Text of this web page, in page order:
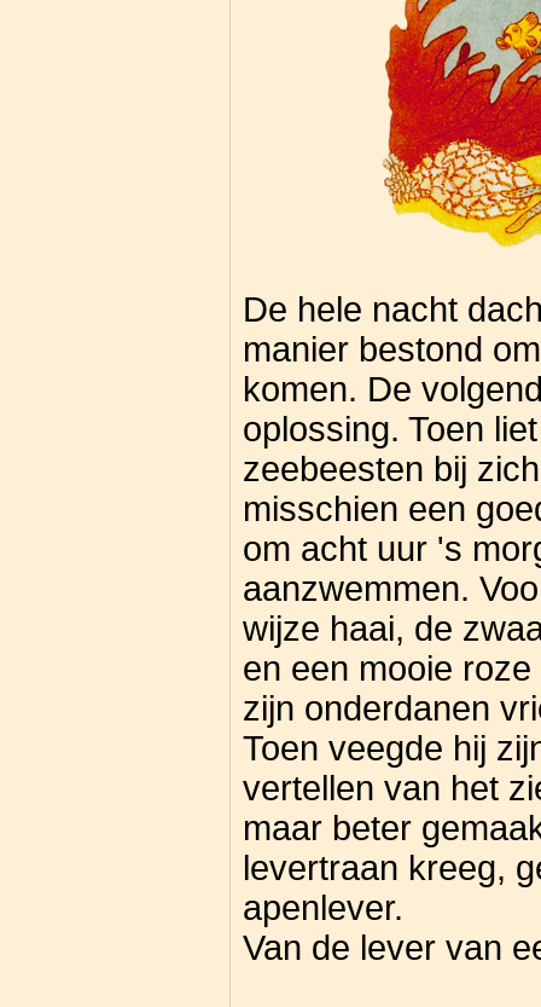
De hele nacht
manier bestond
komen. De
oplossing. Toen
zeebeesten bij
misschien een
om acht uur 's
aanzwemmen.
wijze haai, de
en een mooie
zijn onderdanen
Toen veegde hij
vertellen van het
maar beter
levertraan kreeg,
apenlever.
Van de lever van